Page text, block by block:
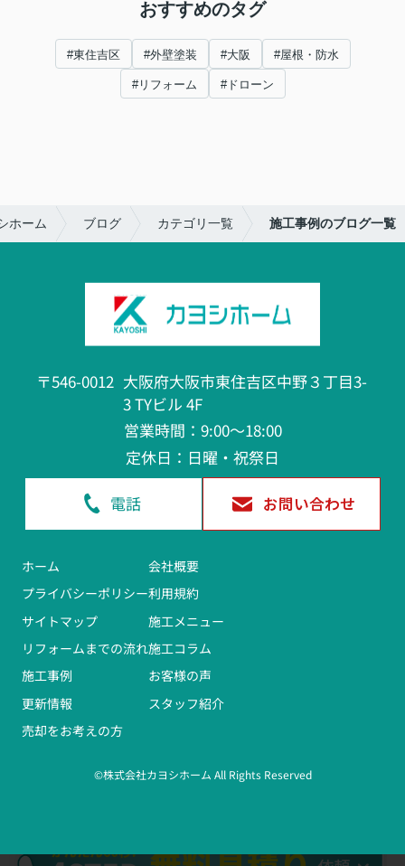
おすすめのタグ
#東住吉区 #外壁塗装 #大阪 #屋根・防水
#リフォーム #ドローン
ホーム ブログ カテゴリ一覧 施工事例のブログ一覧
〒546-0012 大阪府大阪市東住吉区中野３丁目3-
3 TYビル 4F
営業時間：9:00～18:00
定休日：日曜・祝祭日
電話 お問い合わせ
ホーム
プライバシーポリシー
サイトマップ
リフォームまでの流れ
施工事例
更新情報
売却をお考えの方
会社概要
利用規約
施工メニュー
施工コラム
お客様の声
スタッフ紹介
©株式会社カヨシホーム All Rights Reserved